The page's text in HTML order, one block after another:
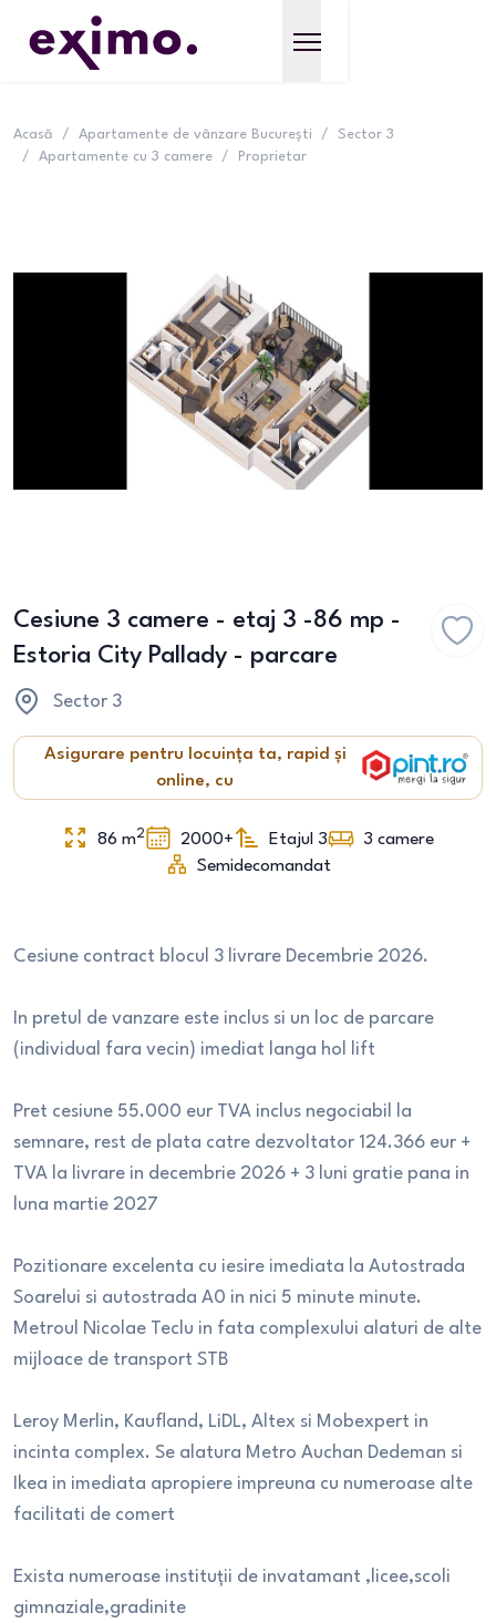
Acasă / Apartamente de vânzare București /
Sector 3
/
Apartamente cu 3 camere / Proprietar
Cesiune 3 camere - etaj 3 -86 mp -
Estoria City Pallady - parcare
Sector 3
Asigurare pentru locuința ta, rapid și
online, cu
86 m2 2000+ Etajul 3 3 camere
Semidecomandat
Cesiune contract blocul 3 livrare Decembrie 2026.
In pretul de vanzare este inclus si un loc de parcare
(individual fara vecin) imediat langa hol lift
Pret cesiune 55.000 eur TVA inclus negociabil la
semnare, rest de plata catre dezvoltator 124.366 eur +
TVA la livrare in decembrie 2026 + 3 luni gratie pana in
luna martie 2027
Pozitionare excelenta cu iesire imediata la Autostrada
Soarelui si autostrada A0 in nici 5 minute minute.
Metroul Nicolae Teclu in fata complexului alaturi de alte
mijloace de transport STB
Leroy Merlin, Kaufland, LiDL, Altex si Mobexpert in
incinta complex. Se alatura Metro Auchan Dedeman si
Ikea in imediata apropiere impreuna cu numeroase alte
facilitati de comert
Exista numeroase instituții de invatamant ,licee,scoli
gimnaziale,gradinite